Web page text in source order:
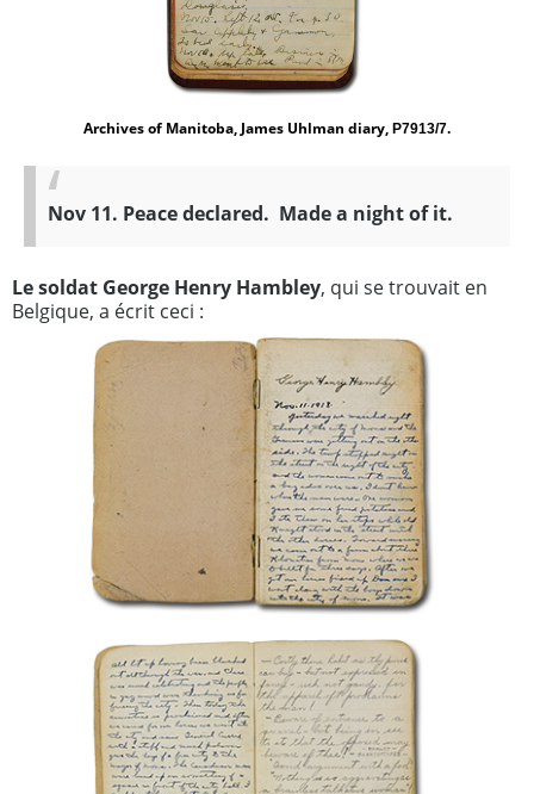
Archives of Manitoba, James Uhlman diary, P7913/7.
Nov 11. Peace declared. Made a night of it.
Le soldat George Henry Hambley, qui se trouvait en
Belgique, a écrit ceci :